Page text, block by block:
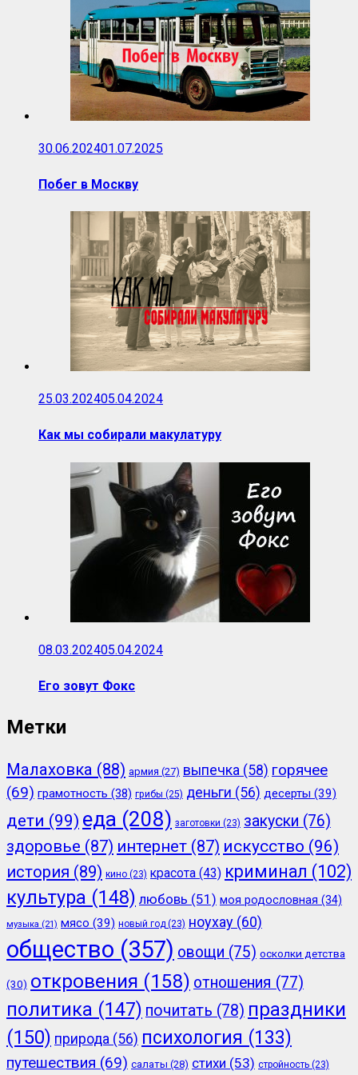
30.06.202401.07.2025
Побег в Москву
25.03.202405.04.2024
Как мы собирали макулатуру
08.03.202405.04.2024
Его зовут Фокс
Метки
Малаховка (88) армия (27) выпечка (58) горячее
(69) грамотность (38) грибы (25) деньги (56) десерты (39)
дети (99) еда (208) заготовки (23) закуски (76)
здоровье (87) интернет (87) искусство (96)
история (89) кино (23) красота (43) криминал (102)
культура (148) любовь (51) моя родословная (34)
музыка (21) мясо (39) новый год (23) ноухау (60)
общество (357) овощи (75) осколки детства
(30) откровения (158) отношения (77)
политика (147) почитать (78) праздники
(150) природа (56) психология (133)
путешествия (69) салаты (28) стихи (53) стройность (23)